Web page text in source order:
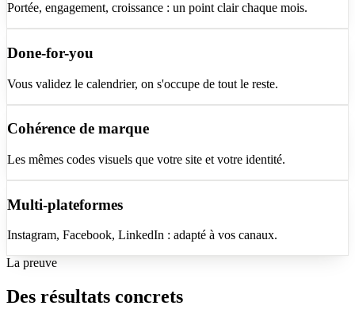
Portée, engagement, croissance : un point clair chaque mois.
Done-for-you
Vous validez le calendrier, on s'occupe de tout le reste.
Cohérence de marque
Les mêmes codes visuels que votre site et votre identité.
Multi-plateformes
Instagram, Facebook, LinkedIn : adapté à vos canaux.
La preuve
Des résultats concrets